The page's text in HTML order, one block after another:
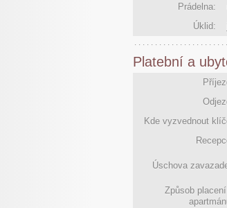
Prádelna:
Úklid:
Platební a
Kde vyzvednout
Úschova
Způsob